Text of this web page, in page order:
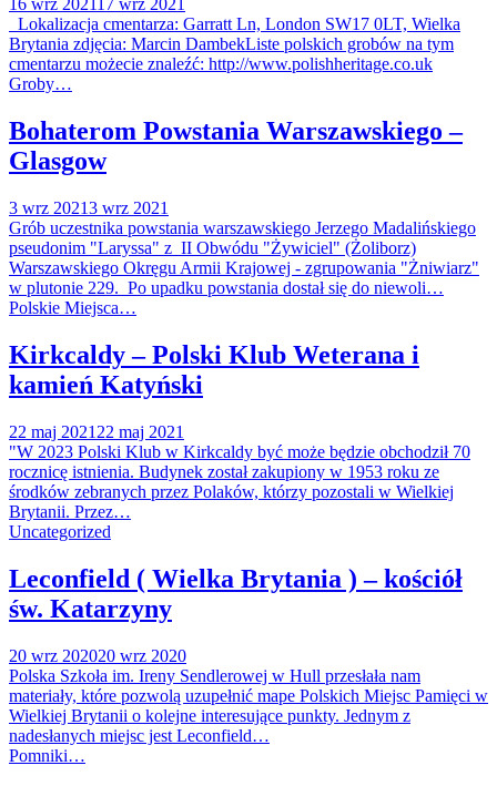
16 wrz 202117 wrz 2021
Lokalizacja cmentarza: Garratt Ln, London SW17 0LT, Wielka
Brytania zdjęcia: Marcin DambekListe polskich grobów na tym
cmentarzu możecie znaleźć: http://www.polishheritage.co.uk
Groby…
Bohaterom Powstania Warszawskiego –
Glasgow
3 wrz 20213 wrz 2021
Grób uczestnika powstania warszawskiego Jerzego Madalińskiego
pseudonim "Laryssa" z II Obwódu "Żywiciel" (Żoliborz)
Warszawskiego Okręgu Armii Krajowej - zgrupowania "Żniwiarz"
w plutonie 229. Po upadku powstania dostał się do niewoli…
Polskie Miejsca…
Kirkcaldy – Polski Klub Weterana i
kamień Katyński
22 maj 2021 22 maj 2021
"W 2023 Polski Klub w Kirkcaldy być może będzie obchodził 70
rocznicę istnienia. Budynek został zakupiony w 1953 roku ze
środków zebranych przez Polaków, którzy pozostali w Wielkiej
Brytanii. Przez…
Uncategorized
Leconfield ( Wielka Brytania ) – kościół
św. Katarzyny
20 wrz 202020 wrz 2020
Polska Szkoła im. Ireny Sendlerowej w Hull przesłała nam
materiały, które pozwolą uzupełnić mape Polskich Miejsc Pamięci w
Wielkiej Brytanii o kolejne interesujące punkty. Jednym z
nadesłanych miejsc jest Leconfield…
Pomniki…